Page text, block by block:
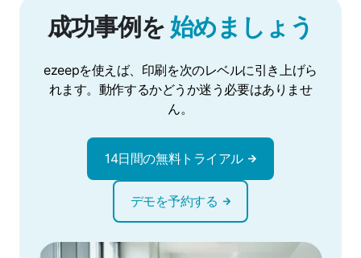
成功事例を 始めましょう
ezeepを使えば、印刷を次のレベルに引き上げら
れます。動作するかどうか迷う必要はありませ
ん。
14日間の無料トライアル
デモを予約する